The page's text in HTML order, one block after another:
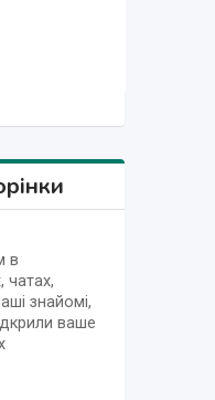
12:12
12:47
12:34
12:27
12:15
12:12
12:47
в
чатах,
знайомі,
ваше